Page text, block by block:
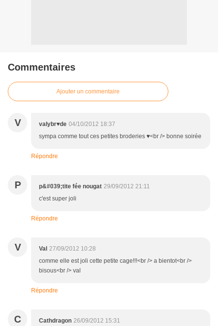
Commentaires
Ajouter un commentaire
V valybr♥de 04/10/2012 18:37
sympa comme tout ces petites broderies ♥<br /> bonne soirée
Répondre
P p&#039;tite fée nougat 29/09/2012 21:11
c'est super joli
Répondre
V Val 27/09/2012 10:28
comme elle est joli cette petite cage!!!<br /> a bientot<br />
bisous<br /> val
Répondre
C Cathdragon 26/09/2012 15:31